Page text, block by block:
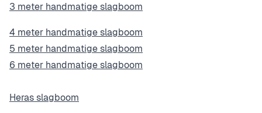
3 meter handmatige slagboom
4 meter handmatige slagboom
5 meter handmatige slagboom
6 meter handmatige slagboom
Heras slagboom